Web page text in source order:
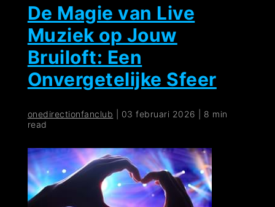
de
Perfecte
Bruiloft
Jurk
De Magie van Live
Muziek op Jouw
Bruiloft: Een
Onvergetelijke Sfeer
onedirectionfanclub 03 februari 2026
8 min
read